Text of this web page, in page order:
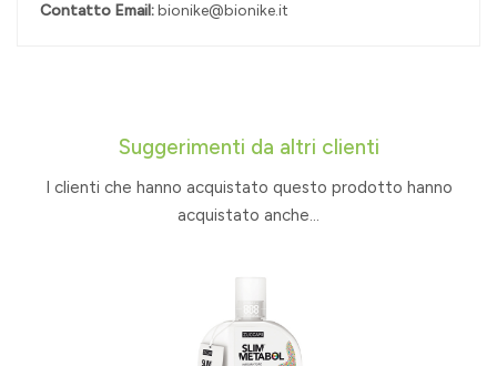
Contatto Email:bionike@bionike.it
Suggerimenti da altri clienti
I clienti che hanno acquistato questo prodotto hanno
acquistato anche...